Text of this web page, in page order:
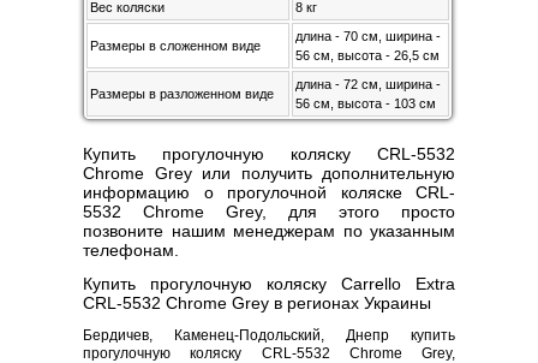
Вес коляски 8 кг
Размеры в сложенном виде
длина - 70 см, ширина -
56 см, высота - 26,5 см
Размеры в разложенном виде
длина - 72 см, ширина -
56 см, высота - 103 см
Купить прогулочную коляску CRL-5532
Chrome Grey или получить дополнительную
информацию о прогулочной коляске CRL-
5532 Chrome Grey, для этого просто
позвоните нашим менеджерам по указанным
телефонам.
Купить прогулочную коляску Carrello Extra
CRL-5532 Chrome Grey в регионах Украины
Бердичев, Каменец-Подольский, Днепр купить
прогулочную коляску CRL-5532 Chrome Grey,